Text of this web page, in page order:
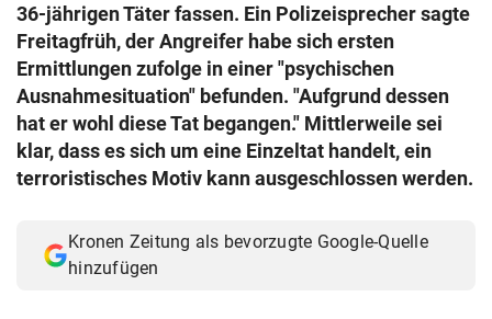
36-jährigen Täter fassen. Ein Polizeisprecher sagte
Freitagfrüh, der Angreifer habe sich ersten
Ermittlungen zufolge in einer "psychischen
Ausnahmesituation" befunden. "Aufgrund dessen
hat er wohl diese Tat begangen." Mittlerweile sei
klar, dass es sich um eine Einzeltat handelt, ein
terroristisches Motiv kann ausgeschlossen werden.
Kronen Zeitung als bevorzugte Google-Quelle
hinzufügen